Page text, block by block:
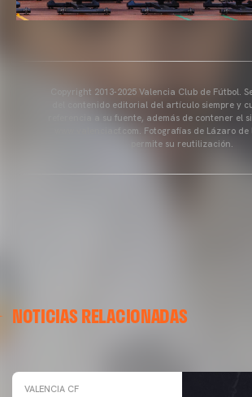
Copyright 2013-2025 Valencia Club de Fútbol.
del contenido editorial del artículo siempre y
referencia a su fuente, además de contener el
www.valenciacf.com. Fotografías de Lázaro de
permite su reutilización.
NOTICIAS RELACIONADAS
ENTRENAMIENTO DEL VALENCIA CF
VALENCIA CF